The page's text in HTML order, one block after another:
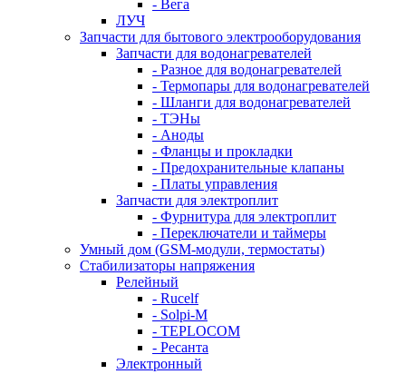
- Вега
ЛУЧ
Запчасти для бытового электрооборудования
Запчасти для водонагревателей
- Разное для водонагревателей
- Термопары для водонагревателей
- Шланги для водонагревателей
- ТЭНы
- Аноды
- Фланцы и прокладки
- Предохранительные клапаны
- Платы управления
Запчасти для электроплит
- Фурнитура для электроплит
- Переключатели и таймеры
Умный дом (GSM-модули, термостаты)
Cтабилизаторы напряжения
Релейный
- Rucelf
- Solpi-M
- TEPLOCOM
- Ресанта
Электронный